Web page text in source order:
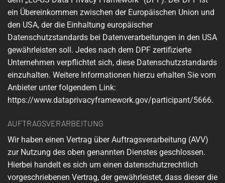
ein Übereinkommen zwischen der Europäischen Union und
den USA, der die Einhaltung europäischer
Datenschutzstandards bei Datenverarbeitungen in den USA
gewährleisten soll. Jedes nach dem DPF zertifizierte
Unternehmen verpflichtet sich, diese Datenschutzstandards
einzuhalten. Weitere Informationen hierzu erhalten Sie vom
Anbieter unter folgendem Link:
https://www.dataprivacyframework.gov/participant/5666.
AUFTRAGSVERARBEITUNG
Wir haben einen Vertrag über Auftragsverarbeitung (AVV)
zur Nutzung des oben genannten Dienstes geschlossen.
Hierbei handelt es sich um einen datenschutzrechtlich
vorgeschriebenen Vertrag, der gewährleistet, dass dieser die